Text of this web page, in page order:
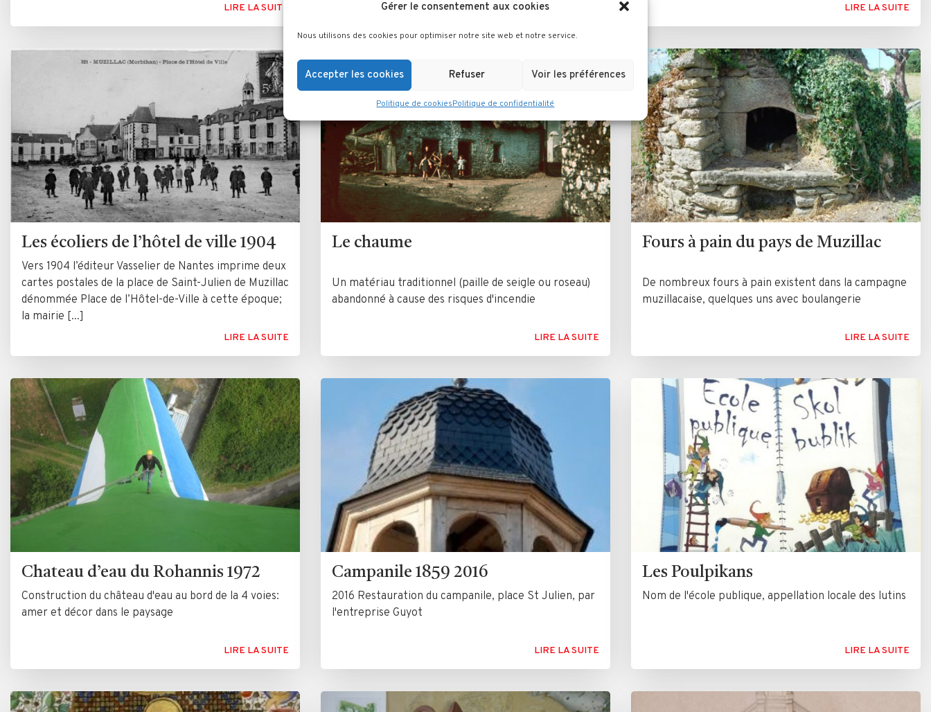
Gérer le consentement aux cookies
Nous utilisons des cookies pour optimiser notre site web et notre service.
Accepter les cookies Refuser Voir les préférences
Politique de cookiesPolitique de confidentialité
LIRE LA SUITE LIRE LA SUITE LIRE LA SUITE
Les écoliers de l’hôtel de ville 1904
Vers 1904 l’éditeur Vasselier de Nantes imprime deux
cartes postales de la place de Saint-Julien de Muzillac
dénommée Place de l’Hôtel-de-Ville à cette époque;
la mairie [...]
LIRE LA SUITE
Le chaume
Un matériau traditionnel (paille de seigle ou roseau)
abandonné à cause des risques d'incendie
LIRE LA SUITE
Fours à pain du pays de Muzillac
De nombreux fours à pain existent dans la campagne
muzillacaise, quelques uns avec boulangerie
LIRE LA SUITE
Chateau d’eau du Rohannis 1972
Construction du château d'eau au bord de la 4 voies:
amer et décor dans le paysage
LIRE LA SUITE
Campanile 1859 2016
2016 Restauration du campanile, place St Julien, par
l'entreprise Guyot
LIRE LA SUITE
Les Poulpikans
Nom de l'école publique, appellation locale des lutins
LIRE LA SUITE